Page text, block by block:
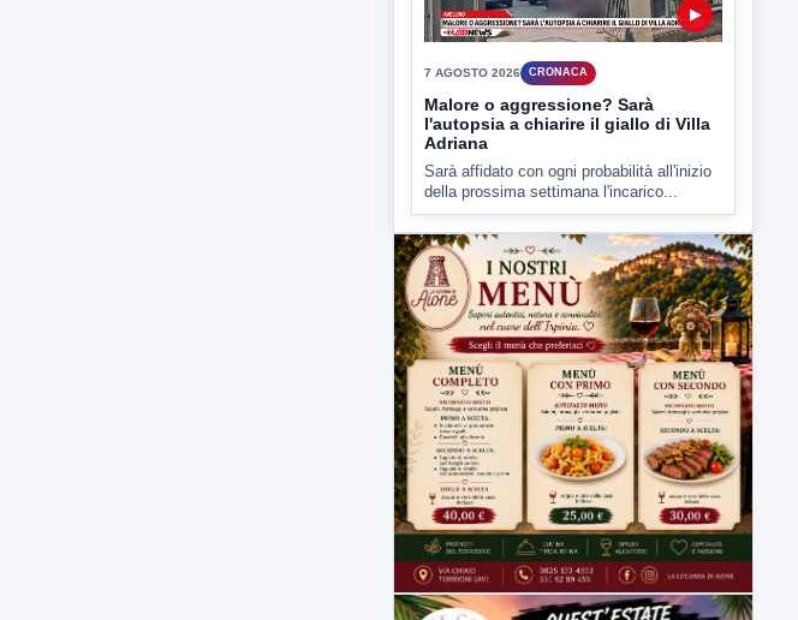
Malore o aggressione? Sarà
l'autopsia a chiarire il giallo di Villa
Sarà affidato con ogni probabilità all'inizio
della prossima settimana l'incarico...